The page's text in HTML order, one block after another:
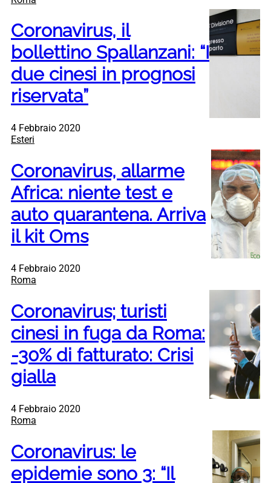
Coronavirus, il
bollettino Spallanzani: “I
due cinesi in prognosi
riservata”
4 Febbraio 2020
Esteri
Coronavirus, allarme
Africa: niente test e
auto quarantena. Arriva
il kit Oms
4 Febbraio 2020
Roma
Coronavirus; turisti
cinesi in fuga da Roma:
-30% di fatturato: Crisi
gialla
4 Febbraio 2020
Roma
Coronavirus: le
epidemie sono 3: “Il